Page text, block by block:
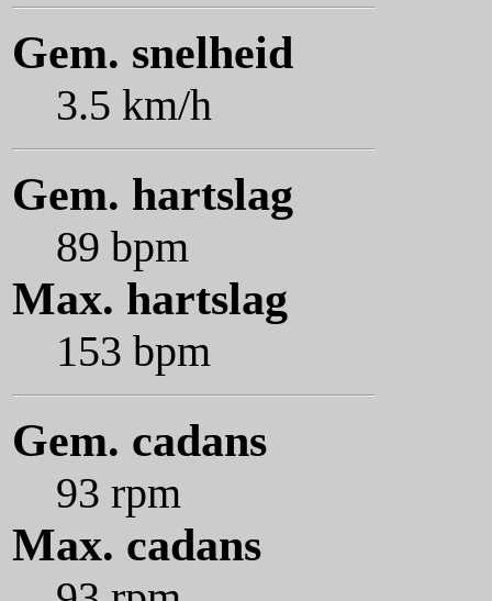
Gem. snelheid
3.5 km/h
Gem. hartslag
89 bpm
Max. hartslag
153 bpm
Gem. cadans
93 rpm
Max. cadans